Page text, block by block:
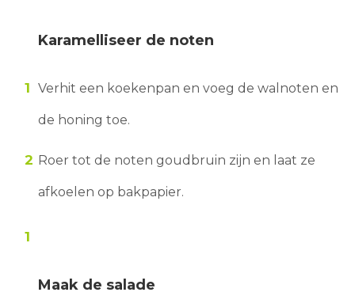
Karamelliseer de noten
Verhit een koekenpan en voeg de walnoten en
de honing toe.
Roer tot de noten goudbruin zijn en laat ze
afkoelen op bakpapier.
Maak de salade